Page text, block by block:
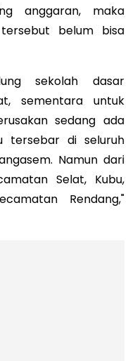
anggaran, maka
belum bisa
sekolah dasar
sementara untuk
sedang ada
tersebar di seluruh
Namun dari
Selat, Kubu,
Rendang,"